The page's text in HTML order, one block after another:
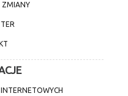
ZMIANY